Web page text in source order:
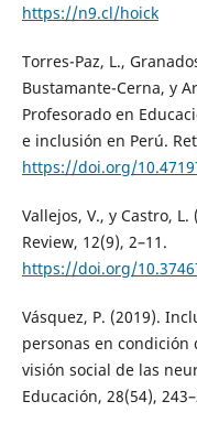
https://n9.cl/hoick
Torres-Paz, L.,
Bustamante-Cerna, y
Profesorado en
e inclusión en Perú.
https://doi.org/
Vallejos, V., y Castro,
Review, 12(9), 2–11.
https://doi.org/
Vásquez, P. (2019).
personas en
visión social de las
Educación, 28(54),